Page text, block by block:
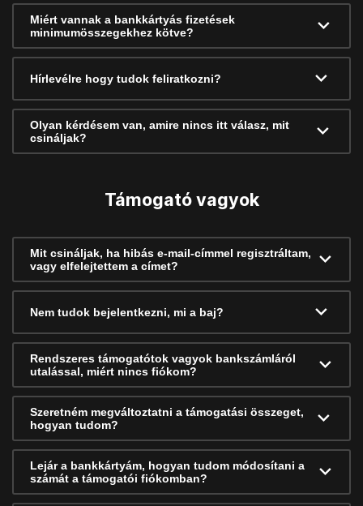
Miért vannak a bankkártyás fizetések
minimumösszegekhez kötve?
Hírlevélre hogy tudok feliratkozni?
Olyan kérdésem van, amire nincs itt válasz, mit
csináljak?
Támogató vagyok
Mit csináljak, ha hibás e-mail-címmel regisztráltam,
vagy elfelejtettem a címet?
Nem tudok bejelentkezni, mi a baj?
Rendszeres támogatótok vagyok bankszámláról
utalással, miért nincs fiókom?
Szeretném megváltoztatni a támogatási összeget,
hogyan tudom?
Lejár a bankkártyám, hogyan tudom módosítani a
számát a támogatói fiókomban?